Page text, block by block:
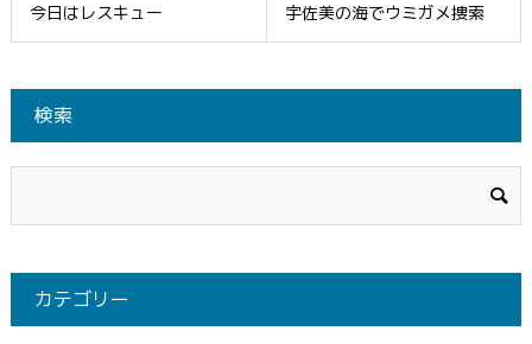
今日はレスキュー 宇佐美の海でウミガメ捜索
検索
カテゴリー